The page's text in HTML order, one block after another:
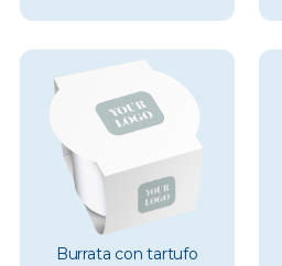
Burrata con tartufo